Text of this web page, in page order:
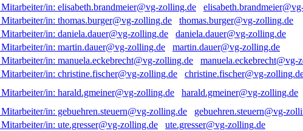
thomas.burger@vg-zolling.de
daniela.dauer@vg-zolling.de
martin.dauer@vg-zolling.de
manuela.eckebrecht@vg-
christine.fischer@vg-
harald.gmeiner@vg-zolling.de
gebuehren.steuern@vg-
ute.gresser@vg-zolling.de